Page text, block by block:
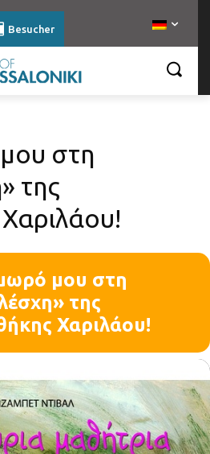
Besucher
στη
της
μου στη
της
Χαριλάου!